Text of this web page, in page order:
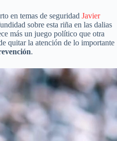
en temas de seguridad Javier
sobre esta riña en las dalias
más un juego político que otra
quitar la atención de lo importante
.